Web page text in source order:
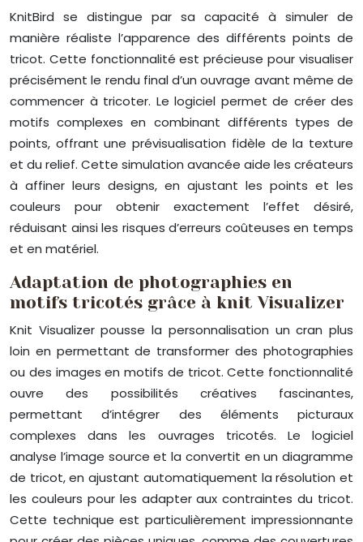
KnitBird se distingue par sa capacité à simuler de
manière réaliste l’apparence des différents points de
tricot. Cette fonctionnalité est précieuse pour visualiser
précisément le rendu final d’un ouvrage avant même de
commencer à tricoter. Le logiciel permet de créer des
motifs complexes en combinant différents types de
points, offrant une prévisualisation fidèle de la texture
et du relief. Cette simulation avancée aide les créateurs
à affiner leurs designs, en ajustant les points et les
couleurs pour obtenir exactement l’effet désiré,
réduisant ainsi les risques d’erreurs coûteuses en temps
et en matériel.
Adaptation de photographies en
motifs tricotés grâce à knit Visualizer
Knit Visualizer pousse la personnalisation un cran plus
loin en permettant de transformer des photographies
ou des images en motifs de tricot. Cette fonctionnalité
ouvre des possibilités créatives fascinantes,
permettant d’intégrer des éléments picturaux
complexes dans les ouvrages tricotés. Le logiciel
analyse l’image source et la convertit en un diagramme
de tricot, en ajustant automatiquement la résolution et
les couleurs pour les adapter aux contraintes du tricot.
Cette technique est particulièrement impressionnante